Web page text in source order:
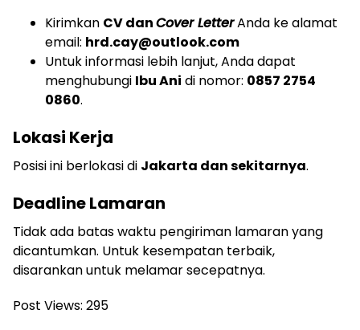
Kirimkan CV danCover LetterAnda ke alamat
email: hrd.cay@outlook.com
Untuk informasi lebih lanjut, Anda dapat
menghubungi Ibu Ani di nomor: 0857 2754
0860.
Lokasi Kerja
Posisi ini berlokasi di Jakarta dan sekitarnya.
Deadline Lamaran
Tidak ada batas waktu pengiriman lamaran yang
dicantumkan. Untuk kesempatan terbaik,
disarankan untuk melamar secepatnya.
Post Views: 295